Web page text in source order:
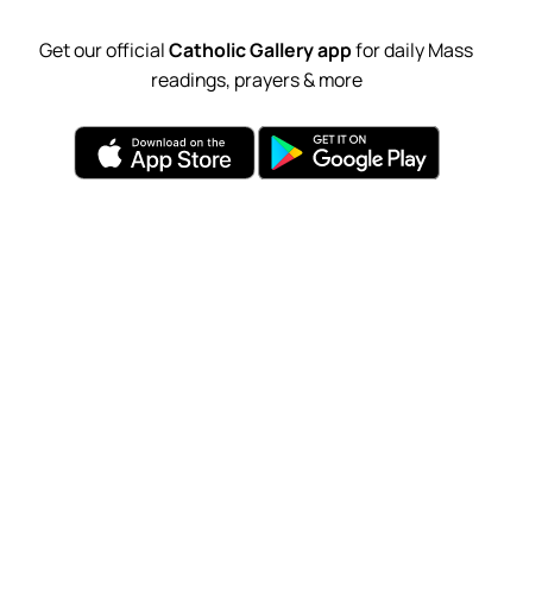
Get our officialCatholic Gallery appfor daily Mass
readings, prayers & more